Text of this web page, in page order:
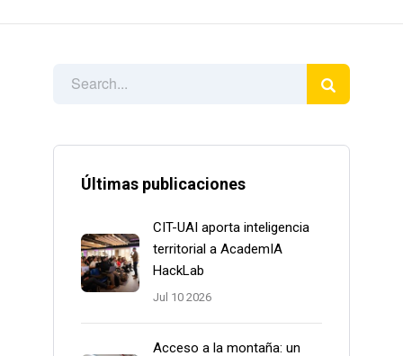
Últimas publicaciones
CIT-UAI aporta inteligencia
territorial a AcademIA
HackLab
Jul 10 2026
Acceso a la montaña: un